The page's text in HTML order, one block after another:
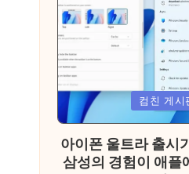
Posted
컴친 게시
아이폰 울트라 출시
삼성의 경험이 애플